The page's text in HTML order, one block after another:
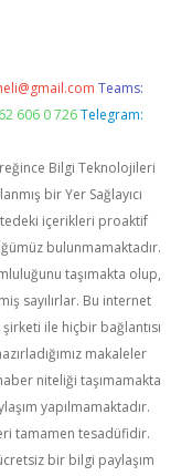
Teams:
606 0 726 Telegram:
Bilgi Teknolojileri
bir Yer Sağlayıcı
içerikleri proaktif
bulunmamaktadır.
taşımakta olup,
sayılırlar. Bu internet
ile hiçbir bağlantısı
makaleler
niteliği taşımamakta
yapılmamaktadır.
tamamen tesadüfidir.
bir bilgi paylaşım